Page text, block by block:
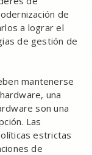
de
a lograr el
de gestión de
mantenerse
una
son una
Las
estrictas
de